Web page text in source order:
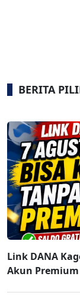
BERITA
Link DANA
Akun Premium